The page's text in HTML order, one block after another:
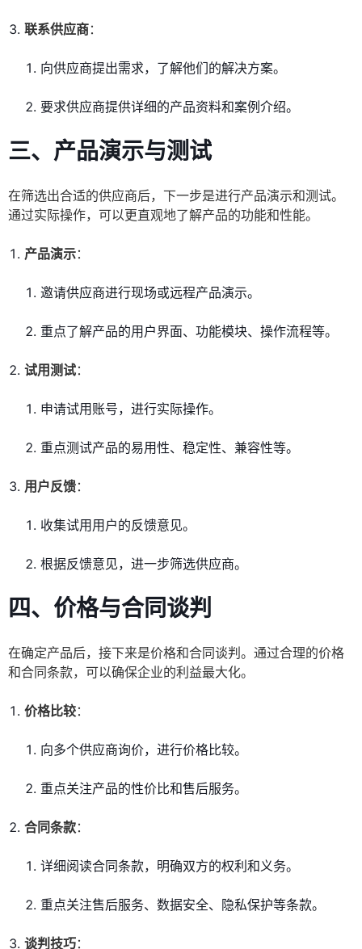
联系供应商：
向供应商提出需求，了解他们的解决方案。
要求供应商提供详细的产品资料和案例介绍。
三、产品演示与测试
在筛选出合适的供应商后，下一步是进行产品演示和测试。
通过实际操作，可以更直观地了解产品的功能和性能。
产品演示：
邀请供应商进行现场或远程产品演示。
重点了解产品的用户界面、功能模块、操作流程等。
试用测试：
申请试用账号，进行实际操作。
重点测试产品的易用性、稳定性、兼容性等。
用户反馈：
收集试用用户的反馈意见。
根据反馈意见，进一步筛选供应商。
四、价格与合同谈判
在确定产品后，接下来是价格和合同谈判。通过合理的价格
和合同条款，可以确保企业的利益最大化。
价格比较：
向多个供应商询价，进行价格比较。
重点关注产品的性价比和售后服务。
合同条款：
详细阅读合同条款，明确双方的权利和义务。
重点关注售后服务、数据安全、隐私保护等条款。
谈判技巧：